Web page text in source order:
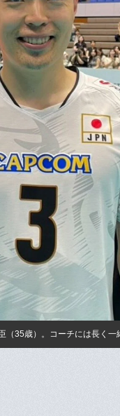
35歳）。コーチには長く